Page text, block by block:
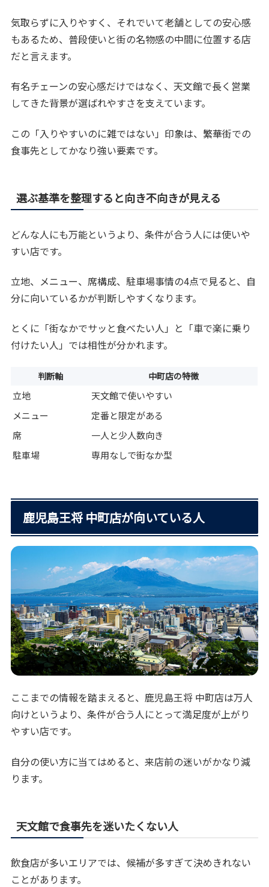
気取らずに入りやすく、それでいて老舗としての安心感
もあるため、普段使いと街の名物感の中間に位置する店
だと言えます。
有名チェーンの安心感だけではなく、天文館で長く営業
してきた背景が選ばれやすさを支えています。
この「入りやすいのに雑ではない」印象は、繁華街での
食事先としてかなり強い要素です。
選ぶ基準を整理すると向き不向きが見える
どんな人にも万能というより、条件が合う人には使いや
すい店です。
立地、メニュー、席構成、駐車場事情の4点で見ると、自
分に向いているかが判断しやすくなります。
とくに「街なかでサッと食べたい人」と「車で楽に乗り
付けたい人」では相性が分かれます。
判断軸 中町店の特徴
立地
天文館で使いやすい
メニュー
定番と限定がある
席
一人と少人数向き
駐車場
専用なしで街なか型
鹿児島王将 中町店が向いている人
ここまでの情報を踏まえると、鹿児島王将 中町店は万人
向けというより、条件が合う人にとって満足度が上がり
やすい店です。
自分の使い方に当てはめると、来店前の迷いがかなり減
ります。
天文館で食事先を迷いたくない人
飲食店が多いエリアでは、候補が多すぎて決めきれない
ことがあります。